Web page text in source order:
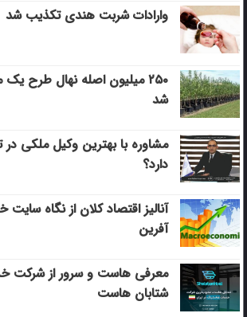
وارادات شربت هندی تکذیب شد
۲۵۰ میلیون اصله نهال طرح یک
شد
مشاوره با بهترین وکیل ملکی در
دارد؟
آنالیز اقتصاد کلان از نگاه
آفرین
معرفی هاست و سرور از شرکت
شتابان هاست